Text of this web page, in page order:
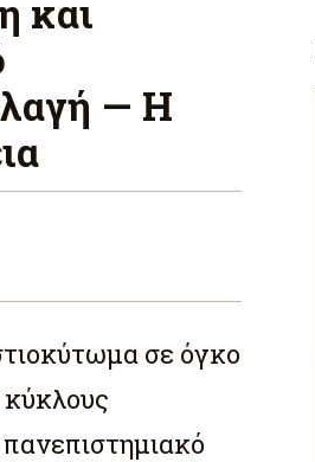
και
— Η
σε όγκο